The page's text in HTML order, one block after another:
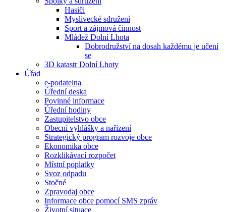
Hasiči
Myslivecké sdružení
Sport a zájmová činnost
Mládež Dolní Lhota
Dobrodružství na dosah každému je učení
se
3D katastr Dolní Lhoty
Úřad
e-podatelna
Úřední deska
Povinné informace
Úřední hodiny
Zastupitelstvo obce
Obecní vyhlášky a nařízení
Strategický program rozvoje obce
Ekonomika obce
Rozklikávací rozpočet
Místní poplatky
Svoz odpadu
Stočné
Zpravodaj obce
Informace obce pomocí SMS zpráv
Životní situace